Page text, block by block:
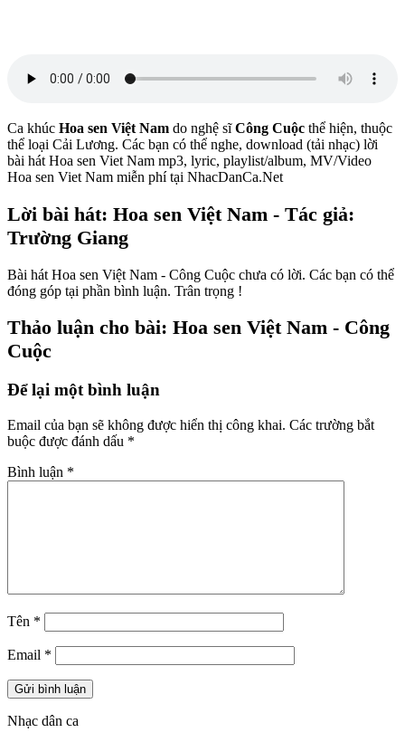
Ca khúc Hoa sen Việt Nam do nghệ sĩCông Cuộc thể hiện, thuộc
thể loại Cải Lương. Các bạn có thể nghe, download (tải nhạc) lời
bài hát Hoa sen Viet Nam mp3, lyric, playlist/album, MV/Video
Hoa sen Viet Nam miễn phí tại NhacDanCa.Net
Lời bài hát: Hoa sen Việt Nam - Tác giả:
Trường Giang
Bài hát Hoa sen Việt Nam - Công Cuộc chưa có lời. Các bạn có thể
đóng góp tại phần bình luận. Trân trọng !
Thảo luận cho bài: Hoa sen Việt Nam - Công
Cuộc
Để lại một bình luận
Email của bạn sẽ không được hiển thị công khai. Các trường bắt
buộc được đánh dấu *
Bình luận *
Tên *
Email *
Nhạc dân ca